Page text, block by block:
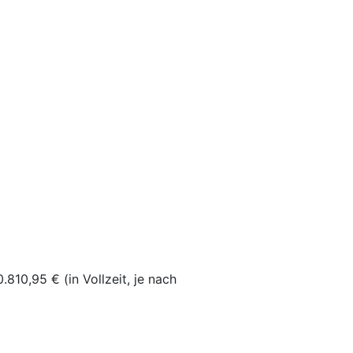
€ (in Vollzeit, je nach